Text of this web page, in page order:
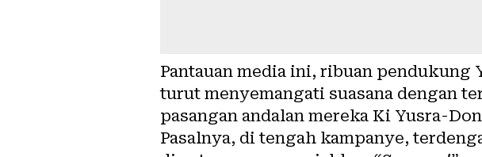
Pantauan media ini, ribuan
turut menyemangati suasana dengan
pasangan andalan mereka Ki Yusra-
Pasalnya, di tengah kampanye,